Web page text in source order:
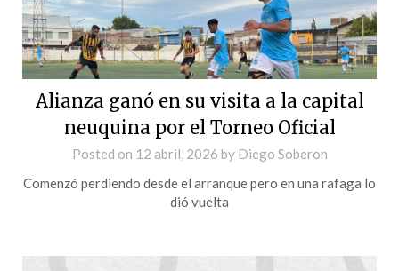
Alianza ganó en su visita a la capital
neuquina por el Torneo Oficial
Posted on 12 abril, 2026 by Diego Soberon
Comenzó perdiendo desde el arranque pero en una rafaga lo
dió vuelta